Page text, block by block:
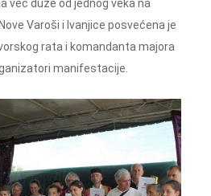
već duže od jednog veka na
Varoši i Ivanjice posvećena je
rata i komandanta majora
manifestacije.